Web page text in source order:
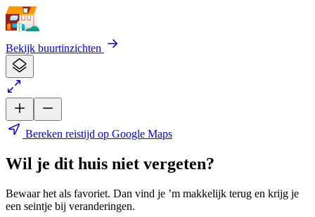
Bekijk buurtinzichten
Bereken reistijd op Google Maps
Wil je dit huis niet vergeten?
Bewaar het als favoriet. Dan vind je ’m makkelijk terug en krijg je
een seintje bij veranderingen.